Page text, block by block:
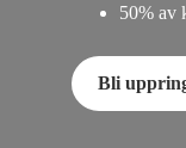
50% av
Bli